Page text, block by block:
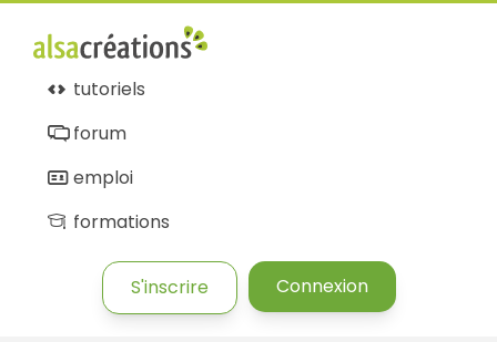
tutoriels
forum
emploi
formations
S'inscrire Connexion